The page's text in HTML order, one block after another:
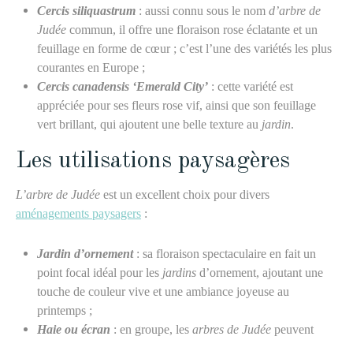
Cercis siliquastrum : aussi connu sous le nom d’arbre de
Judée commun, il offre une floraison rose éclatante et un
feuillage en forme de cœur ; c’est l’une des variétés les plus
courantes en Europe ;
Cercis canadensis ‘Emerald City’ : cette variété est
appréciée pour ses fleurs rose vif, ainsi que son feuillage
vert brillant, qui ajoutent une belle texture au jardin.
Les utilisations paysagères
L’arbre de Judée est un excellent choix pour divers
aménagements paysagers :
Jardin d’ornement: sa floraison spectaculaire en fait un
point focal idéal pour les jardins d’ornement, ajoutant une
touche de couleur vive et une ambiance joyeuse au
printemps ;
Haie ou écran : en groupe, les arbres de Judée peuvent